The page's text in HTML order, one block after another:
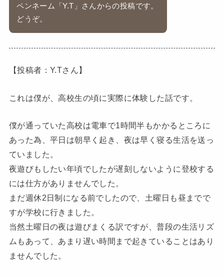
ペンネーム「Y.T」さんからの投稿です。
どうぞ。
【投稿者：Y.Tさん】
これは僕が、高校生の頃に実際に体験した話です。
僕が通っていた高校は電車で1時間半もかかるところに
あった為、平日は朝早く起き、夜は早く寝る生活を送っ
ていました。
夜遊びもしたい年頃でしたが遅刻しないように登校する
には仕方がありませんでした。
まだ週休2日制になる前でしたので、土曜日も昼までで
すが学校に行きました。
当然土曜日の夜は遊びまくる訳ですが、普段の生活リズ
ムもあって、あまり遅い時間まで起きていることはあり
ませんでした。